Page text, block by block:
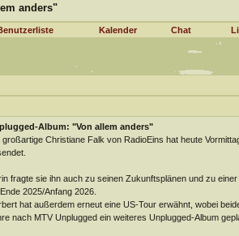
anders"
Kalender Chat
Album: "Von allem anders"
großartige Christiane Falk von RadioEins hat heute
fragte sie ihn auch zu seinen Zukunftsplänen und zu
2025/Anfang 2026.
hat außerdem erneut eine US-Tour erwähnt, wobei
nach MTV Unplugged ein weiteres Unplugged-Album